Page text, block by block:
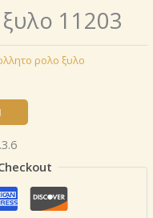
11203
ρολo ξυλο